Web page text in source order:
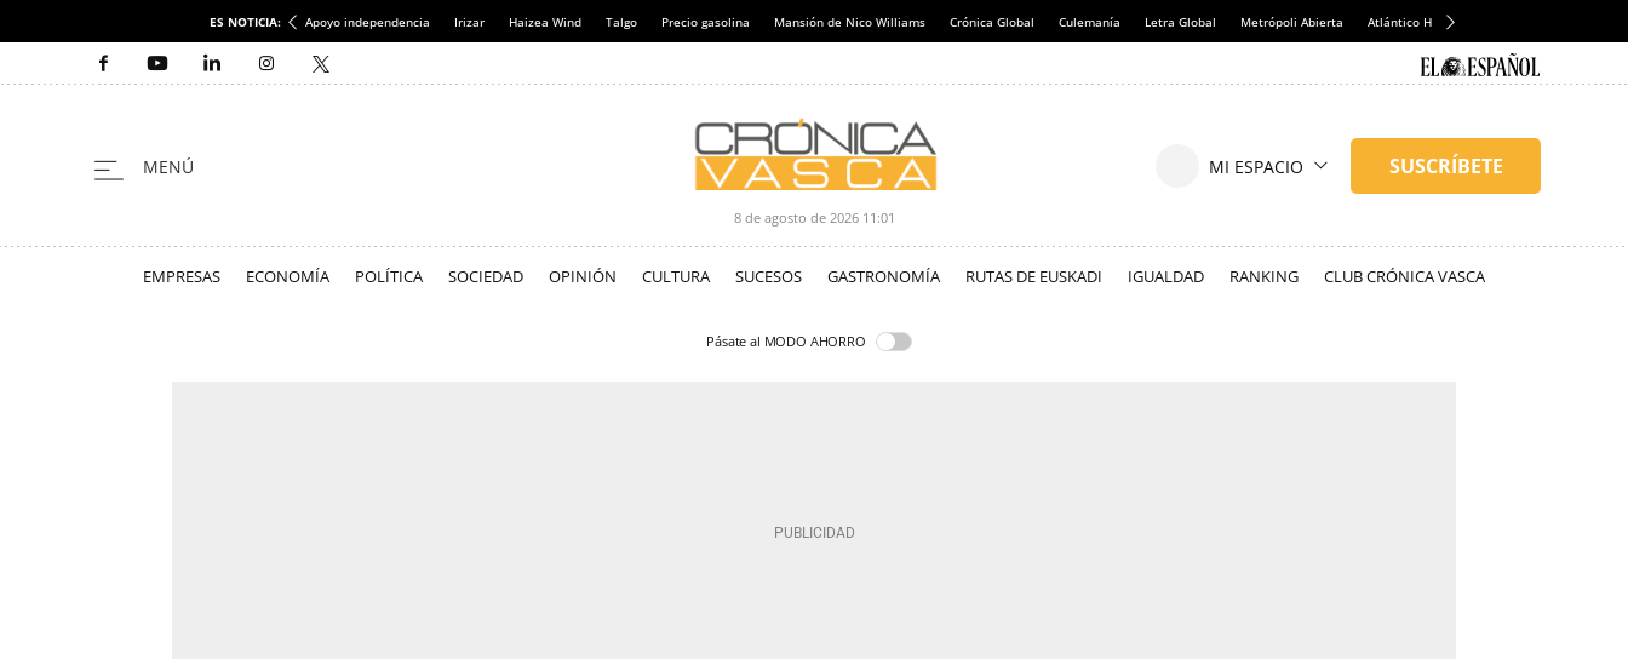
ES NOTICIA: Apoyo independencia Irizar Haizea Wind Talgo Precio gasolina Mansión de Nico Williams Crónica Global Culemanía Letra Global Metrópoli Abierta Atlántico Hoy
8 de agosto de 2026 11:01
EMPRESAS ECONOMÍA POLÍTICA SOCIEDAD OPINIÓN CULTURA SUCESOS GASTRONOMÍA RUTAS DE EUSKADI IGUALDAD RANKING CLUB CRÓNICA VASCA
Pásate al MODO AHORRO